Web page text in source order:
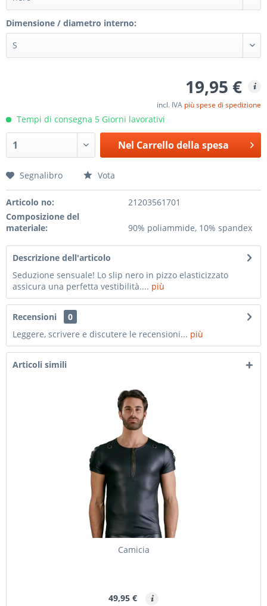
Dimensione / diametro interno:
19,95 €
incl. IVA più spese di spedizione
Tempi di consegna 5 Giorni lavorativi
Nel Carrello della spesa
Segnalibro Vota
Articolo no:
21203561701
Composizione del
materiale:
90% poliammide, 10% spandex
Descrizione dell'articolo
Seduzione sensuale! Lo slip nero in pizzo elasticizzato
assicura una perfetta vestibilità.... più
Recensioni
0
Leggere, scrivere e discutere le recensioni... più
Articoli simili
Camicia
49,95 €